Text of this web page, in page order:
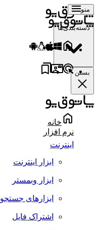
منو
دسته‌بندی‌ها
بستن
خانه
نرم افزار
اینترنت
ابزار اینترنت
ابزار وبمستر
ابزارهای جستجو
اشتراک فایل